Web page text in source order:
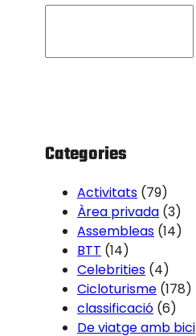
Categories
Activitats (79)
Àrea privada (3)
Assembleas (14)
BTT (14)
Celebrities (4)
Cicloturisme (178)
classificació (6)
De viatge amb bici